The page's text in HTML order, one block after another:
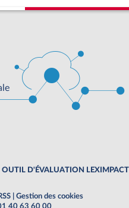
OUTIL D'ÉVALUATION LEXIMPACT
Gestion des cookies
40 63 60 00